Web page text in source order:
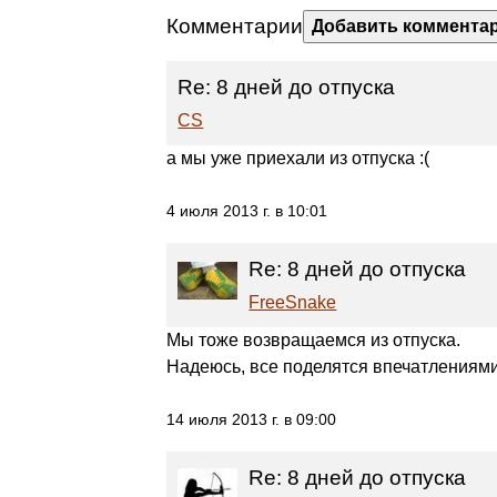
Комментарии Добавить
Re: 8 дней до отпуска
CS
а мы уже приехали из отпуска :(
4 июля 2013 г. в 10:01
Re: 8 дней до отпуска
FreeSnake
Мы тоже возвращаемся из отпуска.
Надеюсь, все поделятся
14 июля 2013 г. в 09:00
Re: 8 дней до отпуска